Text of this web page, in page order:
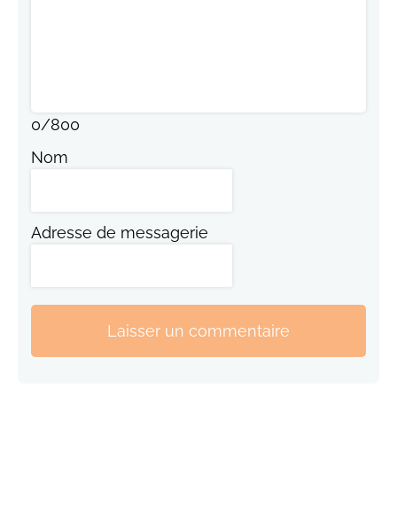
0/800
Nom
Adresse de messagerie
Laisser un commentaire